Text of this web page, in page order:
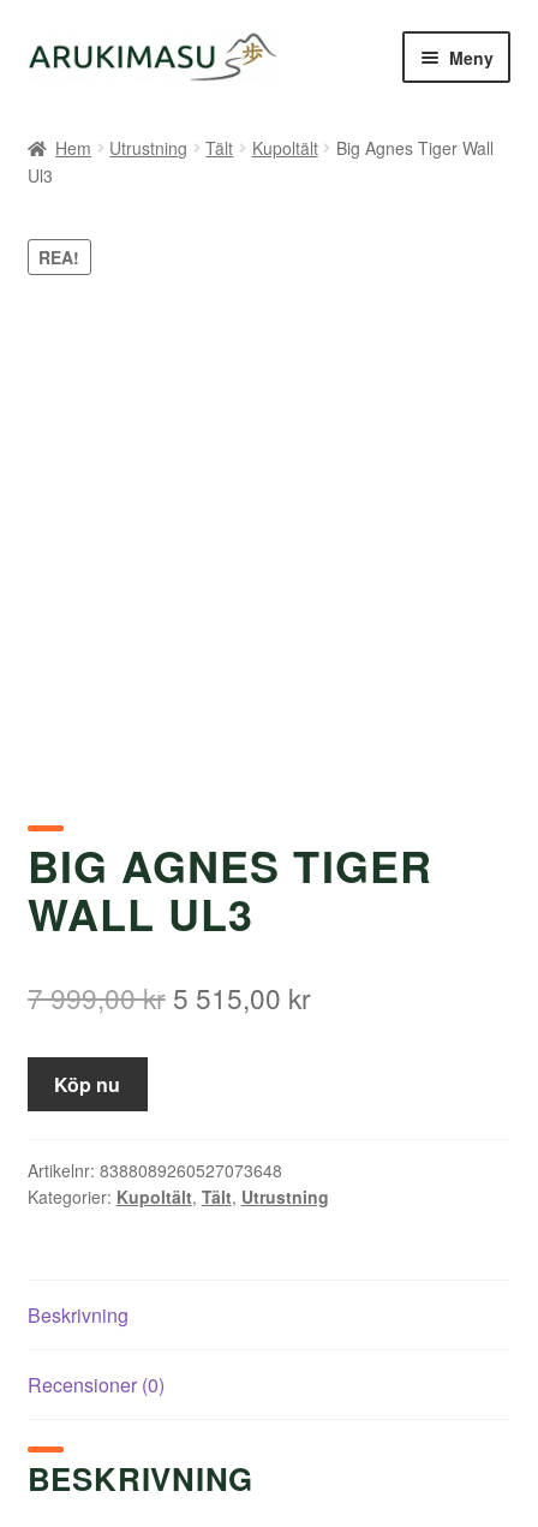
Hoppa
till
Hoppa
till
Meny
Kontakt
Om Arukimasu
Hem Utrustning Tält Kupoltält
Big Agnes Tiger Wall
Ul3
REA!
BIG AGNES TIGER
WALL UL3
7 999,00kr Det
7
999,00 kr.
5 515,00 krDet
515,00 kr.
Köp nu
Artikelnr: 8388089260527073648
Kategorier: Kupoltält, Tält, Utrustning
Beskrivning
Recensioner (0)
BESKRIVNING